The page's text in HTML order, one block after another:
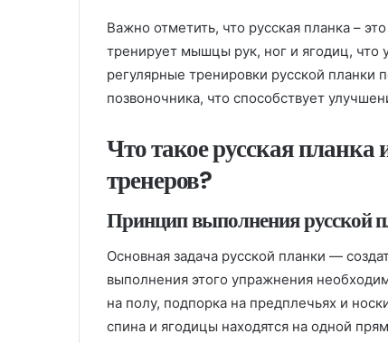
Важно отметить, что русская планка –
тренирует мышцы рук, ног и ягодиц, что
регулярные тренировки русской планки
позвоночника, что способствует
Что такое русская планка
тренеров?
Принцип выполнения русской
Основная задача русской планки —
выполнения этого упражнения
на полу, подпорка на предплечьях и
спина и ягодицы находятся на одной